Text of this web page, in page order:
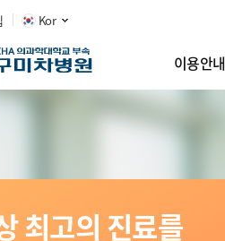
Kor
이용안내
최고의 진료를